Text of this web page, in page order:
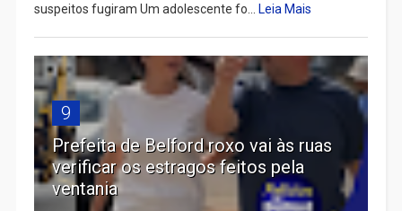
suspeitos fugiram Um adolescente fo... Leia Mais
9
Prefeita de Belford roxo vai às ruas
verificar os estragos feitos pela
ventania